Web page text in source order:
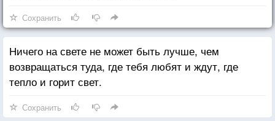
Сохранить
Ничего на свете не может быть лучше, чем
возвращаться туда, где тебя любят и ждут, где
тепло и горит свет.
Сохранить